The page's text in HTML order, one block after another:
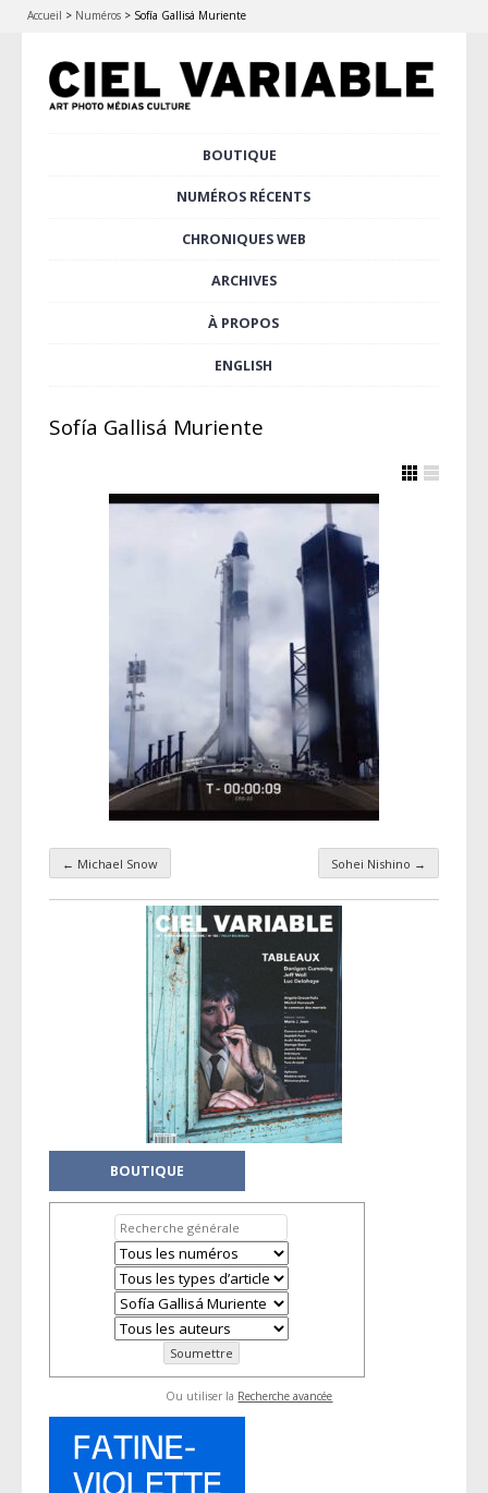
Accueil > Numéros > Sofía Gallisá Muriente
BOUTIQUE
NUMÉROS RÉCENTS
CHRONIQUES WEB
ARCHIVES
À PROPOS
ENGLISH
Sofía Gallisá Muriente
Navigation par taxonomie
← Michael Snow Sohei Nishino →
BOUTIQUE
Ou utiliser la Recherche avancée